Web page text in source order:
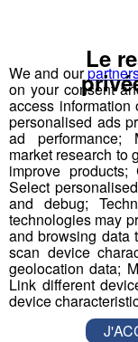
C'est un
réduire les
A son tour,
médicale.
La nouvelle
sur le projet avec
Elle a déjà trouvé
l’entrée de ville.
We and our
on your consent
access
personalised ads
ad performance;
market research to
improve
Select
and debug;
technologies may
and browsing data
scan device
geolocation data;
Link different
device
Le